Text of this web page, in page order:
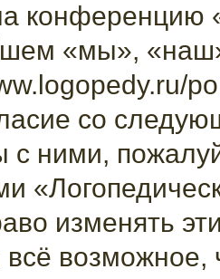
конференцию
«мы»,
со
с ними,
изменять
возможное,